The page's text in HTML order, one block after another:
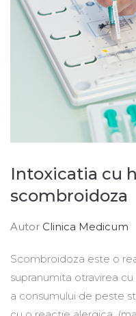
Intoxicatia cu
scombroidoza
Autor Clinica Medicum
Scombroidoza este o
supranumita otravirea
a consumului de peste